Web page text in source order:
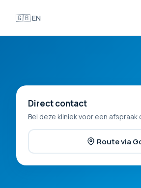
🇬🇧 EN
Direct contact
Bel deze kliniek voor een
Route via